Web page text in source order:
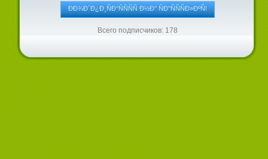
Всего подписчиков: 178